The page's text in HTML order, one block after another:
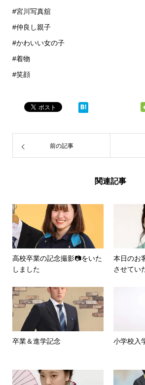
#宮川写真舘
#仲良し親子
#かわいい女の子
#着物
#笑顔
前の記事
関連記事
高校卒業の記念撮影📷をいた
しました
本日のお
させてい
卒業＆進学記念 小学校入